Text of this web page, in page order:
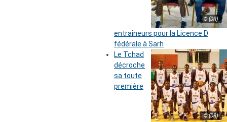
© (DR)
entraîneurs pour la Licence D
fédérale à Sarh
© (DR)
Le Tchad
décroche
sa toute
première